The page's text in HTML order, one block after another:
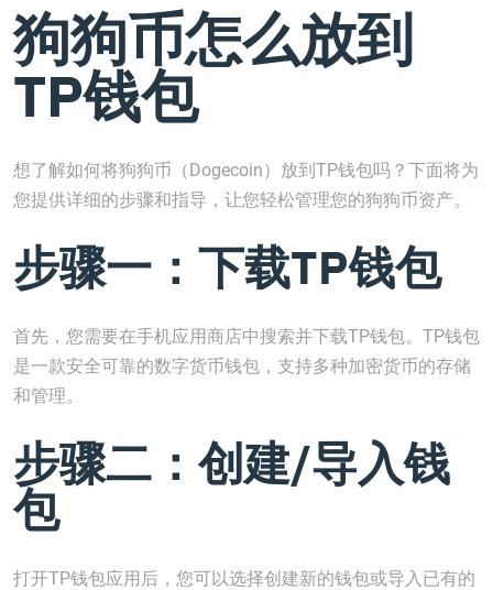
狗狗币怎么放到
TP钱包
想了解如何将狗狗币（Dogecoin）放到TP钱包吗？下面将为
您提供详细的步骤和指导，让您轻松管理您的狗狗币资产。
步骤一：下载TP钱包
首先，您需要在手机应用商店中搜索并下载TP钱包。TP钱包
是一款安全可靠的数字货币钱包，支持多种加密货币的存储
和管理。
步骤二：创建/导入钱
包
打开TP钱包应用后，您可以选择创建新的钱包或导入已有的